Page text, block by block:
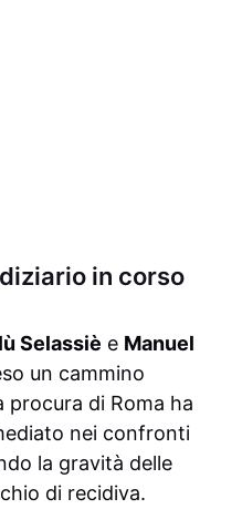
in corso
Selassiè e Manuel
un cammino
di Roma ha
nei confronti
la gravità delle
di recidiva.